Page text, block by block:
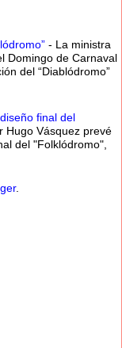
- La ministra
Domingo de Carnaval
del “Diablódromo”
final del
Hugo Vásquez prevé
del "Folklódromo",
.